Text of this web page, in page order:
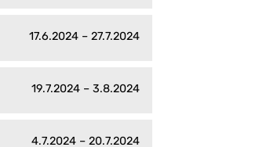
17.6.2024 – 27.7.2024
19.7.2024 – 3.8.2024
4.7.2024 – 20.7.2024